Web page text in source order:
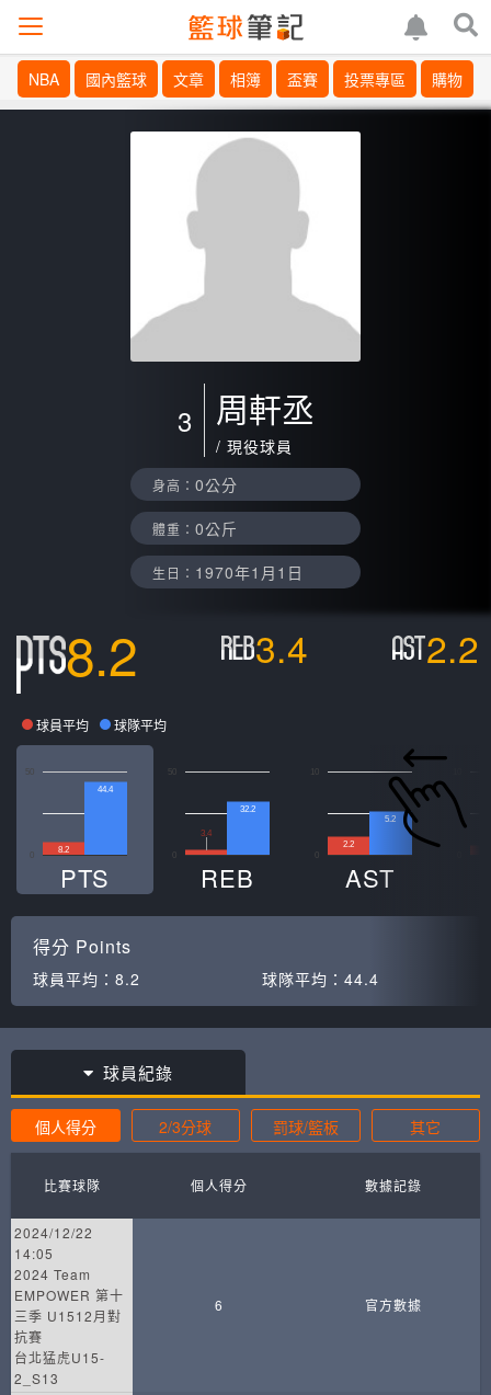
NBA 國內籃球 文章 相簿 盃賽 投票專區 購物
3 周軒丞
/ 現役球員
身高： 0公分
體重： 0公斤
生日： 1970年1月1日
8.2 3.4 2.2
球員平均 球隊平均
50
8.2
44.4
PTS
50
3.4
32.2
REB
2.2
5.2
AST
得分 Points
球員平均： 8.2 球隊平均： 44.4
球員紀錄
個人得分 2/3分球 罰球/籃板 其它
比賽球隊 個人得分 數據記錄
2024/12/22
14:05
2024 Team
EMPOWER 第十
三季 U1512月對
抗賽
台北猛虎U15-
2_S13
6 官方數據